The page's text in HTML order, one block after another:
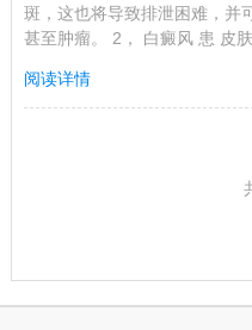
斑，这也将导致排泄困难，并
甚至肿瘤。 2， 白癜风 患 皮
阅读详情